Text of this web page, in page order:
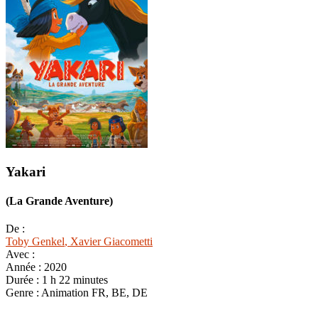
Yakari
(La Grande Aventure)
De :
Toby Genkel, Xavier Giacometti
Avec :
Année : 2020
Durée : 1 h 22 minutes
Genre : Animation FR, BE, DE